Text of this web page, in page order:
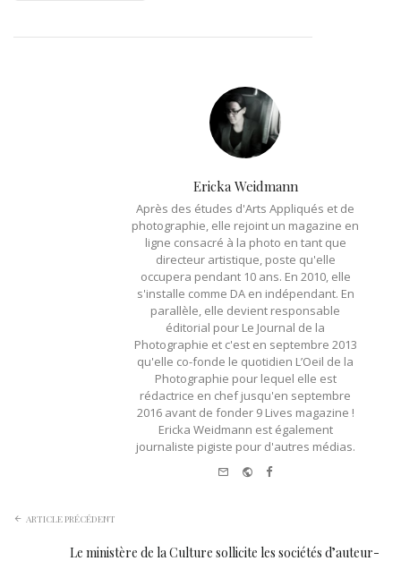
Ericka Weidmann
Après des études d'Arts Appliqués et de
photographie, elle rejoint un magazine en
ligne consacré à la photo en tant que
directeur artistique, poste qu'elle
occupera pendant 10 ans. En 2010, elle
s'installe comme DA en indépendant. En
parallèle, elle devient responsable
éditorial pour Le Journal de la
Photographie et c'est en septembre 2013
qu'elle co-fonde le quotidien L’Oeil de la
Photographie pour lequel elle est
rédactrice en chef jusqu'en septembre
2016 avant de fonder 9 Lives magazine !
Ericka Weidmann est également
journaliste pigiste pour d'autres médias.
Website
Facebook
ARTICLE PRÉCÉDENT
Le ministère de la Culture sollicite les sociétés d’auteur-